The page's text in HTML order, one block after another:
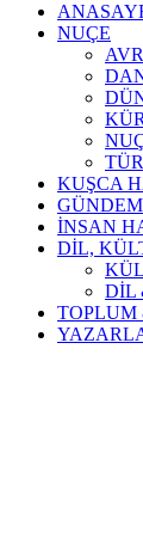
NUÇE
KUŞCA
İNSAN
DİL,
DİL
TOPLUM